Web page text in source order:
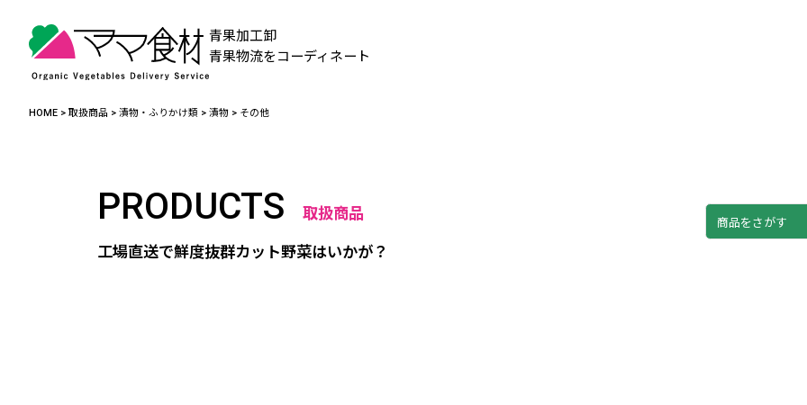
青果加工卸
青果物流をコーディネート
HOME >取扱商品 >漬物・ふりかけ類 >漬物 > その他
PRODUCTS 取扱商品
工場直送で鮮度抜群カット野菜はいかが？